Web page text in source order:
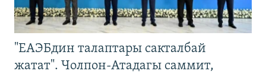
"ЕАЭБдин талаптары сакталбай
жатат". Чолпон-Атадагы саммит,